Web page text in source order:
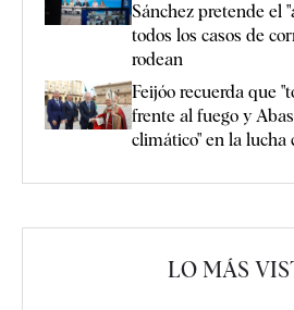
Sánchez pretende el
todos los casos de
rodean
Feijóo recuerda que
frente al fuego y
climático" en la lucha
LO MÁS